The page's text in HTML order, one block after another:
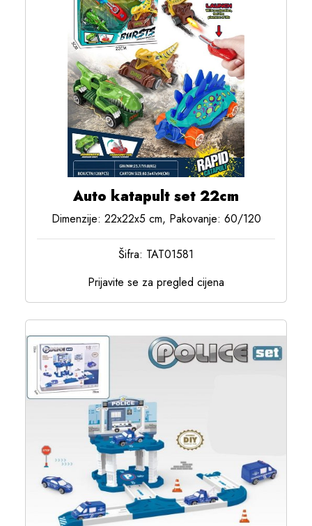
Auto katapult set 22cm
Dimenzije: 22x22x5 cm, Pakovanje: 60/120
Šifra: TAT01581
Prijavite se za pregled cijena